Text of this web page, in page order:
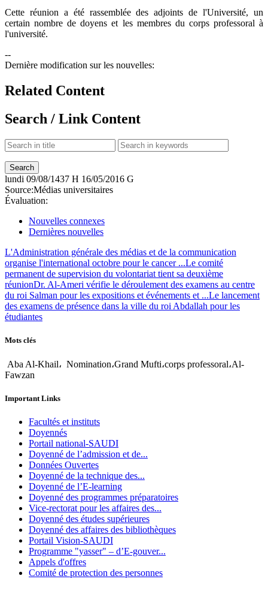
Cette réunion a été rassemblée des adjoints de l'Université, un
certain nombre de doyens et les membres du corps professoral à
l'université.
--
Dernière modification sur les nouvelles:
Related Content
Search / Link Content
lundi 09/08/1437 H 16/05/2016 G
Source:Médias universitaires
Évaluation:
Nouvelles connexes
Dernières nouvelles
L'Administration générale des médias et de la communication
organise l'international octobre pour le cancer ...Le comité
permanent de supervision du volontariat tient sa deuxième
réunionDr. Al-Ameri vérifie le déroulement des examens au centre
du roi Salman pour les expositions et événements et ...Le lancement
des examens de présence dans la ville du roi Abdallah pour les
étudiantes
Mots clés
Aba Al-Khail، Nomination،Grand Mufti،corps professoral،Al-
Fawzan
Important Links
Facultés et instituts
Doyennés
Portail national-SAUDI
Doyenné de l’admission et de...
Données Ouvertes
Doyenné de la technique des...
Doyenné de l’E-learning
Doyenné des programmes préparatoires
Vice-rectorat pour les affaires des...
Doyenné des études supérieures
Doyenné des affaires des bibliothèques
Portail Vision-SAUDI
Programme "yasser" – d’E-gouver...
Appels d'offres
Comité de protection des personnes